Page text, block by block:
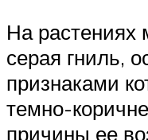
На растениях
серая гниль,
признаками
темно-
причины ее